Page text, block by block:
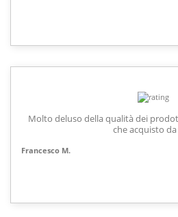
Molto deluso della qualità dei
che acquisto
Francesco M.